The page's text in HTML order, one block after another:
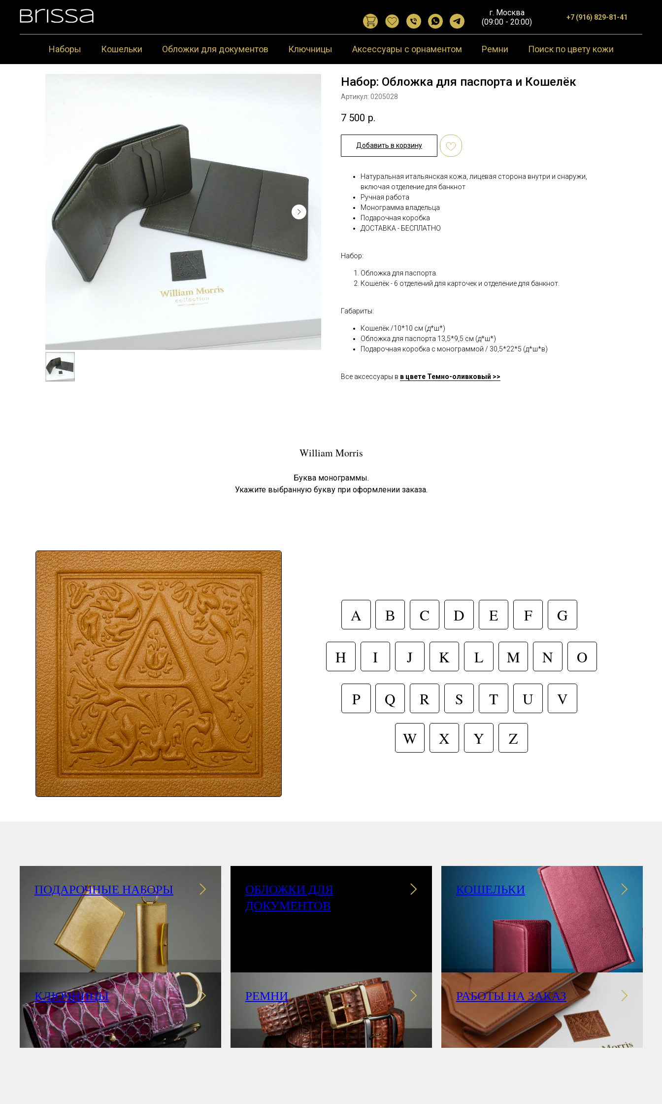
г. Москва
(09:00 - 20:00)
+7 (916) 829-81-41
Наборы Кошельки Обложки для документов Ключницы Аксессуары с орнаментом Ремни Поиск по цвету кожи
Набор: Обложка для паспорта и Кошелёк
Артикул: 0205028
7 500 р.
Добавить в корзину
Натуральная итальянская кожа, лицевая сторона внутри и снаружи,
включая отделение для банкнот
Ручная работа
Монограмма владельца
Подарочная коробка
ДОСТАВКА - БЕСПЛАТНО
Набор:
Обложка для паспорта.
Кошелёк - 6 отделений для карточек и отделение для банкнот.
Габариты:
Кошелёк /10*10 см (д*ш*)
Обложка для паспорта 13,5*9,5 см (д*ш*)
Подарочная коробка с монограммой / 30,5*22*5 (д*ш*в)
Все аксессуары в в цвете Темно-оливковый >>
William Morris
Буква монограммы.
Укажите выбранную букву при оформлении заказа.
R
В
T
C E
D
S
A F G
I
H
P
J K L M N O
U
V
W
X Y Z
Q
ПОДАРОЧНЫЕ НАБОРЫ
ОБЛОЖКИ ДЛЯ
ДОКУМЕНТОВ
КОШЕЛЬКИ
КЛЮЧНИЦЫ РЕМНИ РАБОТЫ НА ЗАКАЗ